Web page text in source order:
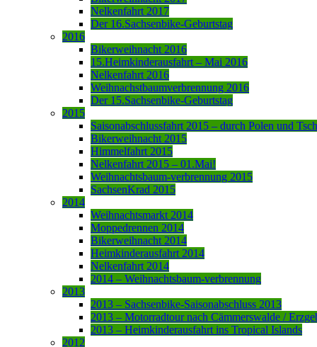
Nelkenfahrt 2017
Der 16.Sachsenbike-Geburtstag
2016
Bikerweihnacht 2016
15.Heimkinderausfahrt – Mai 2016
Nelkenfahrt 2016
Weihnachstbaumverbrennung 2016
Der 15.Sachsenbike-Geburtstag
2015
Saisonabschlussfahrt 2015 – durch Polen und
Bikerweihnacht 2015
Himmelfahrt 2015
Nelkenfahrt 2015 – 01.Mai!
Weihnachtsbaum-verbrennung 2015
SachsenKrad 2015
2014
Weihnachtsmarkt 2014
Moppedrennen 2014
Bikerweihnacht 2014
Heimkinderausfahrt 2014
Nelkenfahrt 2014
2014 – Weihnachtsbaum-verbrennung
2013
2013 – Sachsenbike-Saisonabschluss 2013
2013 – Motorradtour nach Cämmerswalde /
2013 – Heimkinderausfahrt ins Tropical Islands
2012